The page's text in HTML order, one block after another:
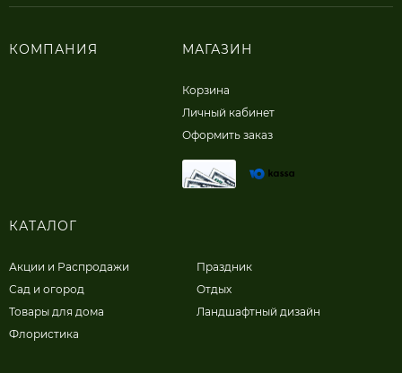
КОМПАНИЯ МАГАЗИН
Корзина
Личный кабинет
Оформить заказ
КАТАЛОГ
Акции и Распродажи
Сад и огород
Товары для дома
Флористика
Праздник
Отдых
Ландшафтный дизайн